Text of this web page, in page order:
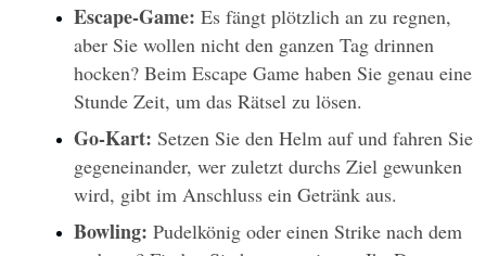
Escape-Game: Es fängt plötzlich an zu regnen,
aber Sie wollen nicht den ganzen Tag drinnen
hocken? Beim Escape Game haben Sie genau eine
Stunde Zeit, um das Rätsel zu lösen.
Go-Kart: Setzen Sie den Helm auf und fahren Sie
gegeneinander, wer zuletzt durchs Ziel gewunken
wird, gibt im Anschluss ein Getränk aus.
Bowling: Pudelkönig oder einen Strike nach dem